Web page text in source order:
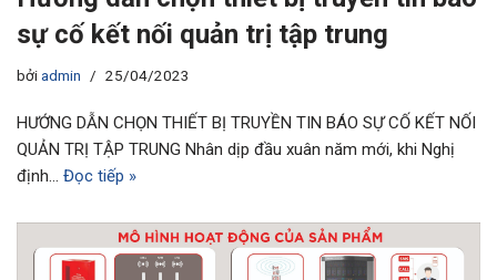
sự cố kết nối quản trị tập trung
bởiadmin 25/04/2023
HƯỚNG DẪN CHỌN THIẾT BỊ TRUYỀN TIN BÁO SỰ CỐ KẾT NỐI
QUẢN TRỊ TẬP TRUNG Nhân dịp đầu xuân năm mới, khi Nghị
định… Đọc tiếp »